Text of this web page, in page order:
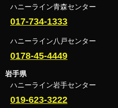
ハニーライン青森センター
017-734-1333
ハニーライン八戸センター
0178-45-4449
岩手県
ハニーライン岩手センター
019-623-3222